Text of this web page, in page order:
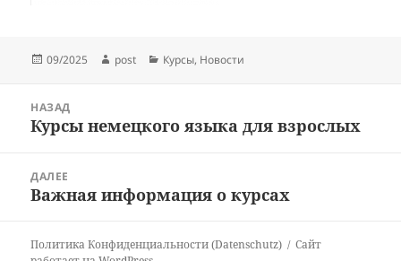
Опубликовано
09/2025 Автор
post Рубрики
Курсы, Новости
записям
НАЗАД
Предыдущая
Курсы немецкого языка для взрослых
ДАЛЕЕ
Следующая
Важная информация о курсах
Политика Конфиденциальности (Datenschutz)
Сайт